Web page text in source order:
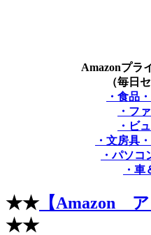
Amazonプラ
（毎日
・食品
・フ
・ビ
・文房具
・パソ
・車
★★【Amazon ア
★★